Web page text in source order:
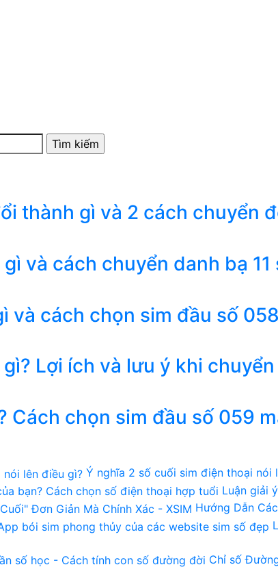
thành gì và 2 cách chuyển
và cách chuyển danh bạ 11
và cách chọn sim đầu số
Lợi ích và lưu ý khi
Cách chọn sim đầu số 059
Ý nghĩa 2 số cuối sim điện thoại nói
Luận giải
Hướng Dẫn
Chỉ số